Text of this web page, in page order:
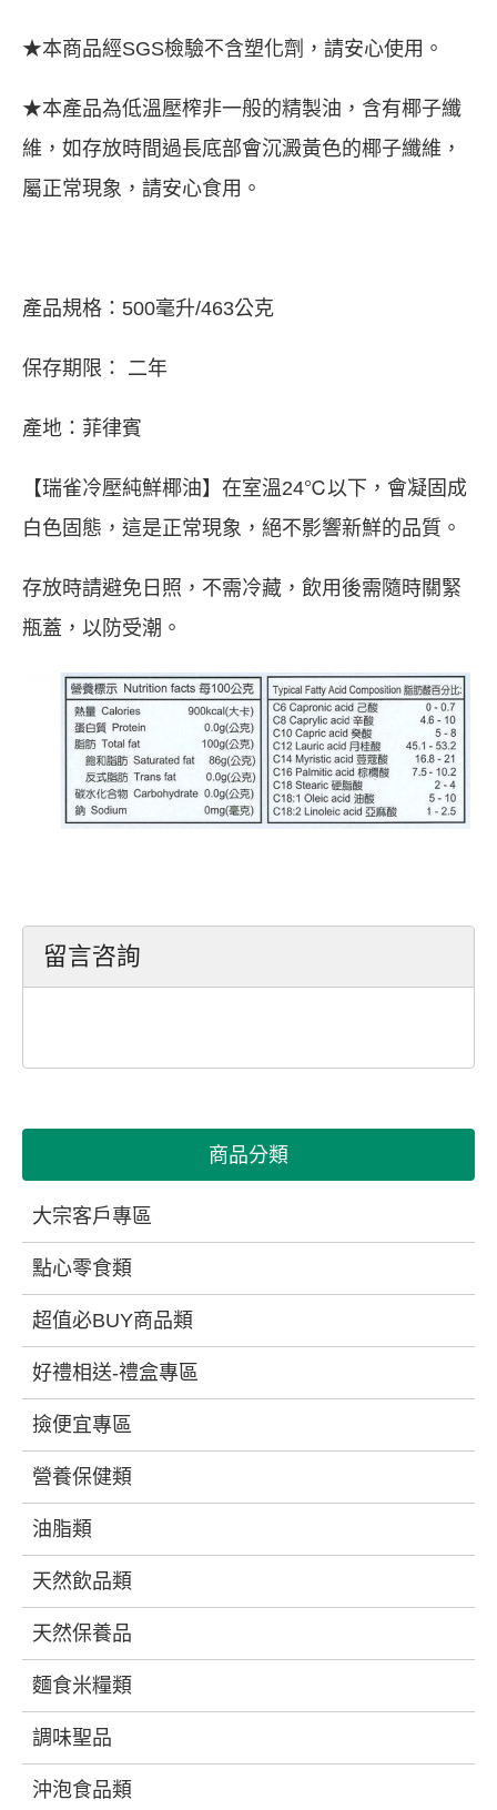
★本商品經SGS檢驗不含塑化劑，請安心使用。
★本產品為低溫壓榨非一般的精製油，含有椰子纖
維，如存放時間過長底部會沉澱黃色的椰子纖維，
屬正常現象，請安心食用。
產品規格：500毫升/463公克
保存期限： 二年
產地：菲律賓
【瑞雀冷壓純鮮椰油】在室溫24℃以下，會凝固成
白色固態，這是正常現象，絕不影響新鮮的品質。
存放時請避免日照，不需冷藏，飲用後需隨時關緊
瓶蓋，以防受潮。
留言咨詢
商品分類
大宗客戶專區
點心零食類
超值必BUY商品類
好禮相送-禮盒專區
撿便宜專區
營養保健類
油脂類
天然飲品類
天然保養品
麵食米糧類
調味聖品
沖泡食品類